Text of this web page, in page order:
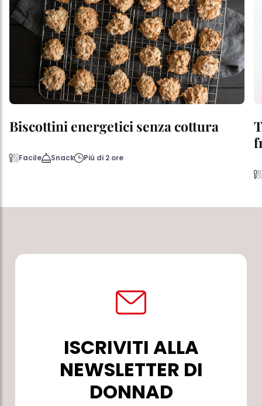
Biscottini energetici senza cottura
Facile Snack Più di 2 ore
ISCRIVITI ALLA
NEWSLETTER DI
DONNAD